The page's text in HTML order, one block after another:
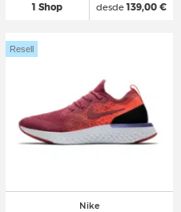
1 Shop desde139,00 €
Nike
Resell